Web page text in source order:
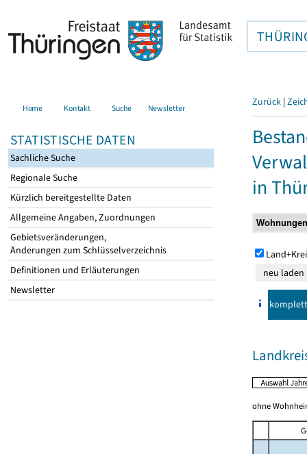
Home Kontakt Suche Newsletter
STATISTISCHE DATEN
Sachliche Suche
Regionale Suche
Kürzlich bereitgestellte Daten
Allgemeine Angaben, Zuordnungen
Gebietsveränderungen,
Änderungen zum Schlüsselverzeichnis
Definitionen und Erläuterungen
Newsletter
Zurück |
in
komplett
ohne